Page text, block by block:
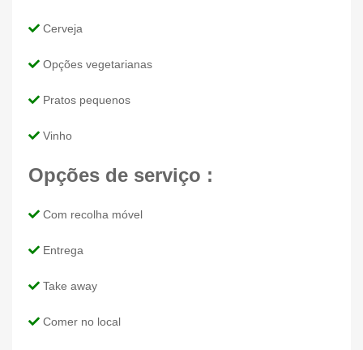
Cerveja
Opções vegetarianas
Pratos pequenos
Vinho
Opções de serviço :
Com recolha móvel
Entrega
Take away
Comer no local